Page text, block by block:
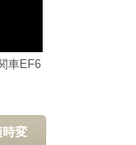
車EF6
時変